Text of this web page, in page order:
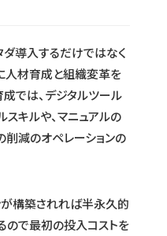
導入するだけではなく
人材育成と組織変革を
では、デジタルツール
キルや、マニュアルの
削減のオペレーションの
が構築されれば半永久的
ので最初の投入コストを